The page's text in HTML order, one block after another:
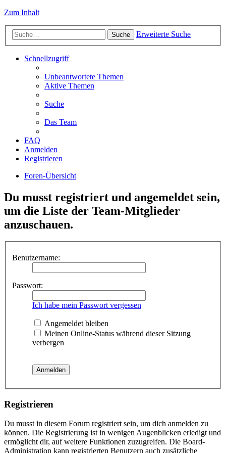
Zum Inhalt
Suche Erweiterte Suche
Schnellzugriff
Unbeantwortete Themen
Aktive Themen
Suche
Das Team
FAQ
Anmelden
Registrieren
Foren-Übersicht
Du musst registriert und angemeldet sein,
um die Liste der Team-Mitglieder
anzuschauen.
Benutzername:
Passwort:
Ich habe mein Passwort vergessen
Angemeldet bleiben
Meinen Online-Status während dieser Sitzung
verbergen
Registrieren
Du musst in diesem Forum registriert sein, um dich anmelden zu
können. Die Registrierung ist in wenigen Augenblicken erledigt und
ermöglicht dir, auf weitere Funktionen zuzugreifen. Die Board-
Administration kann registrierten Benutzern auch zusätzliche